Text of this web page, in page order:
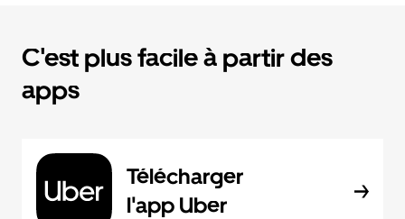
C'est plus facile à partir des
apps
Télécharger
l'app Uber